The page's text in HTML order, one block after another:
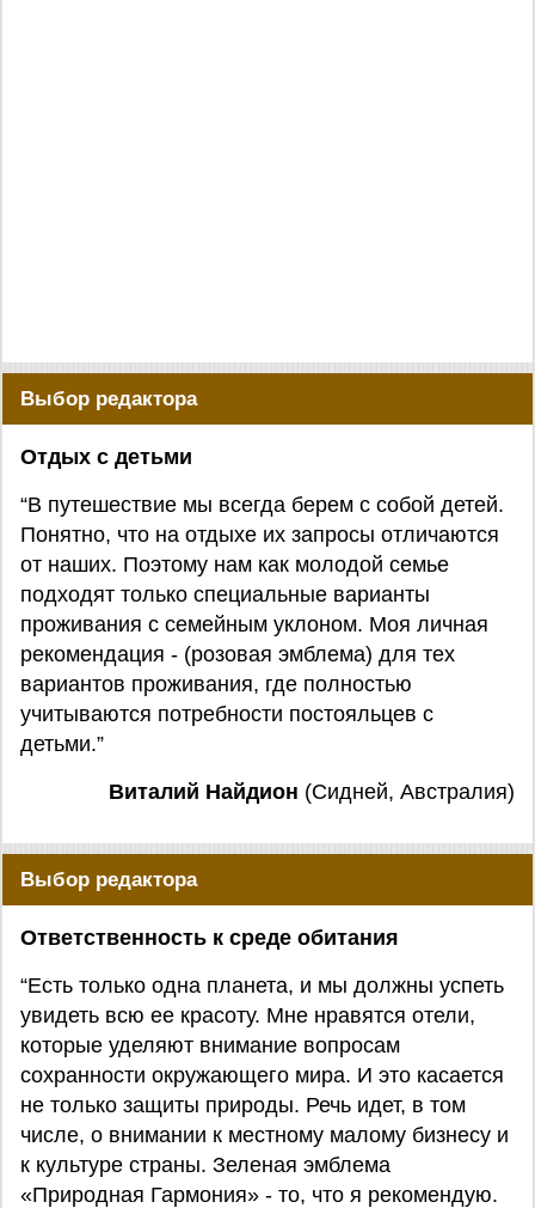
Выбор редактора
Отдых с детьми
“В путешествие мы всегда берем с собой детей.
Понятно, что на отдыхе их запросы отличаются
от наших. Поэтому нам как молодой семье
подходят только специальные варианты
проживания с семейным уклоном. Моя личная
рекомендация - (розовая эмблема) для тех
вариантов проживания, где полностью
учитываются потребности постояльцев с
детьми.”
Виталий Найдион (Сидней, Австралия)
Выбор редактора
Ответственность к среде обитания
“Есть только одна планета, и мы должны успеть
увидеть всю ее красоту. Мне нравятся отели,
которые уделяют внимание вопросам
сохранности окружающего мира. И это касается
не только защиты природы. Речь идет, в том
числе, о внимании к местному малому бизнесу и
к культуре страны. Зеленая эмблема
«Природная Гармония» - то, что я рекомендую.